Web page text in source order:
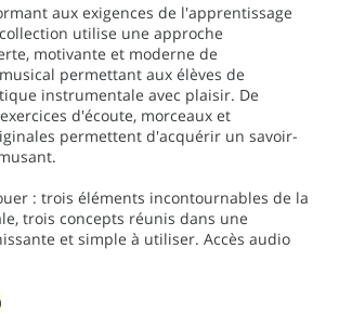
aux exigences de l'apprentissage
utilise une approche
motivante et moderne de
permettant aux élèves de
instrumentale avec plaisir. De
d'écoute, morceaux et
permettent d'acquérir un savoir-
: trois éléments incontournables de la
trois concepts réunis dans une
et simple à utiliser. Accès audio